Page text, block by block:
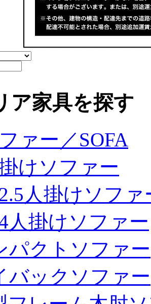
ア家具を探す
ァー／SOFA
けソファー
人掛けソファ
人掛けソファー
パクトソファー
バックソファー